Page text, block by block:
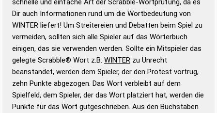
Wortanalyse-Algorithmus gute Anhaltspunkte zu
Wortbedeutung, Worttrennung und Wortform, um die
Gültigkeit eines Wortes für das Scrabble-Spiel zu
bestimmen!
zugelassene Turnier Scrabble-
Wörterbücher sind:
Duden – Standardwerk in 12 Bänden
Duden – Richtiges und gutes
Deutsch
schnelle und einfache Art der Scrabble-Wortprüfung, da es
Dir auch Informationen rund um die Wortbedeutung von
WINTER liefert! Um Streitereien und Debatten beim Spiel zu
vermeiden, sollten sich alle Spieler auf das Wörterbuch
einigen, das sie verwenden werden. Sollte ein Mitspieler das
gelegte Scrabble® Wort z.B. WINTER zu Unrecht
beanstandet, werden dem Spieler, der den Protest vortrug,
zehn Punkte abgezogen. Das Wort verbleibt auf dem
Spielfeld, dem Spieler, der das Wort platziert hat, werden die
Punkte für das Wort gutgeschrieben. Aus den Buchstaben